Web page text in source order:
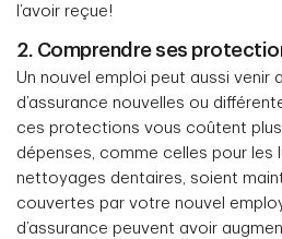
l’avoir reçue!
2. Comprendre ses
Un nouvel emploi peut aussi
d’assurance nouvelles ou
ces protections vous coûtent
dépenses, comme celles pour les
nettoyages dentaires, soient
couvertes par votre nouvel
d’assurance peuvent avoir